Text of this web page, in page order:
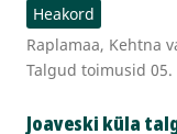
Heakord
Raplamaa, Kehtna
Talgud toimusid 05.
Joaveski küla